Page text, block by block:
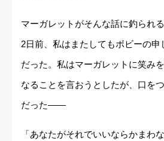
マーガレットがそんな話に釣られ
2日前、私はまたしてもボビーの申
だった。私はマーガレットに笑み
なることを言おうとしたが、口を
だった――
「あなたがそれでいいならかまわ